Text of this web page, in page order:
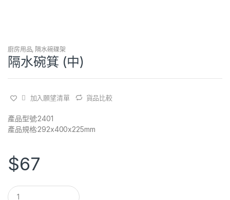
廚房用品, 隔水碗碟架
隔水碗箕 (中)
加入願望清單 貨品比較
產品型號:2401
產品規格:292x400x225mm
$67
Q